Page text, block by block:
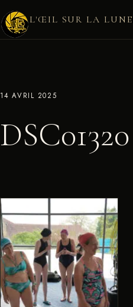
L'ŒIL SUR LA LUNE
14 AVRIL 2025
DSC01320